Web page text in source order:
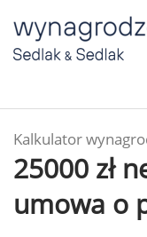
Kalkulator
25000 zł
umowa o